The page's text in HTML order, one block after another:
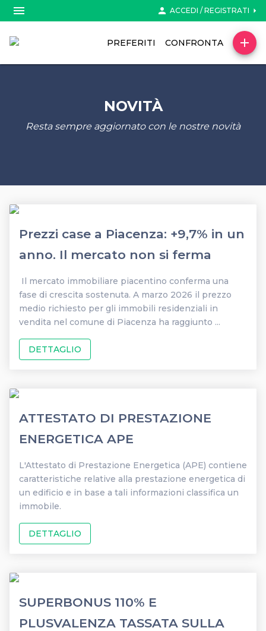
menu person ACCEDI / REGISTRATI arrow_right
PREFERITI CONFRONTA add
NOVITÀ
Resta sempre aggiornato con le nostre novità
Prezzi case a Piacenza: +9,7% in un
anno. Il mercato non si ferma
Il mercato immobiliare piacentino conferma una
fase di crescita sostenuta. A marzo 2026 il prezzo
medio richiesto per gli immobili residenziali in
vendita nel comune di Piacenza ha raggiunto ...
DETTAGLIO
ATTESTATO DI PRESTAZIONE
ENERGETICA APE
L'Attestato di Prestazione Energetica (APE) contiene
caratteristiche relative alla prestazione energetica di
un edificio e in base a tali informazioni classifica un
immobile.
DETTAGLIO
SUPERBONUS 110% E
PLUSVALENZA TASSATA SULLA